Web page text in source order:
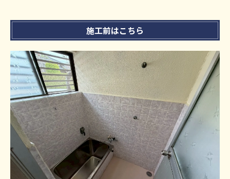
施工前はこちら